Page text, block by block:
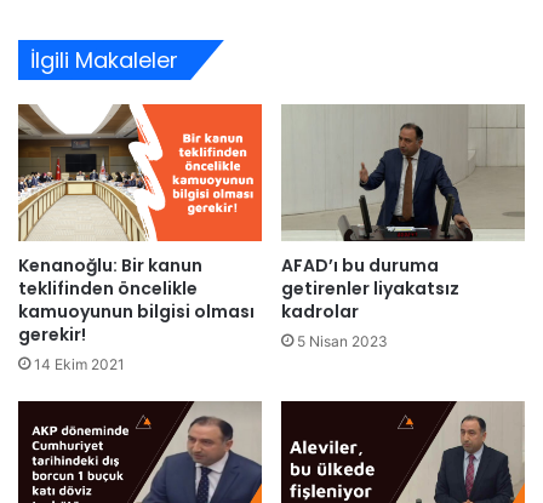
İlgili Makaleler
Kenanoğlu: Bir kanun
teklifinden öncelikle
kamuoyunun bilgisi olması
gerekir!
14 Ekim 2021
AFAD’ı bu duruma
getirenler liyakatsız
kadrolar
5 Nisan 2023